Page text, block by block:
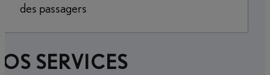
des passagers
SERVICES